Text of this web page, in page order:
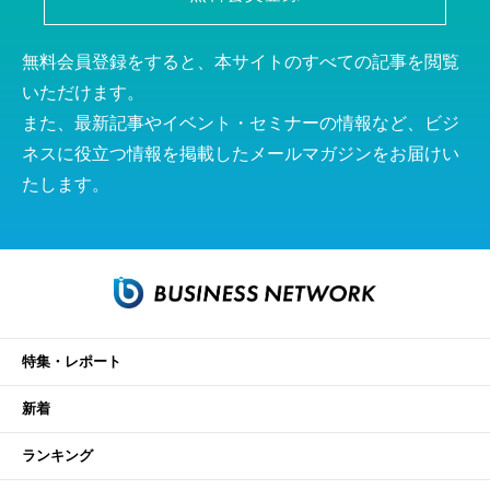
無料会員登録をすると、本サイトのすべての記事を閲覧
いただけます。
また、最新記事やイベント・セミナーの情報など、ビジ
ネスに役立つ情報を掲載したメールマガジンをお届けい
たします。
特集・レポート
新着
ランキング